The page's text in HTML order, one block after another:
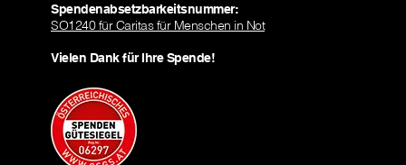
Spendenabsetzbarkeitsnummer:
SO1240 für Caritas für Menschen in Not
Vielen Dank für Ihre Spende!